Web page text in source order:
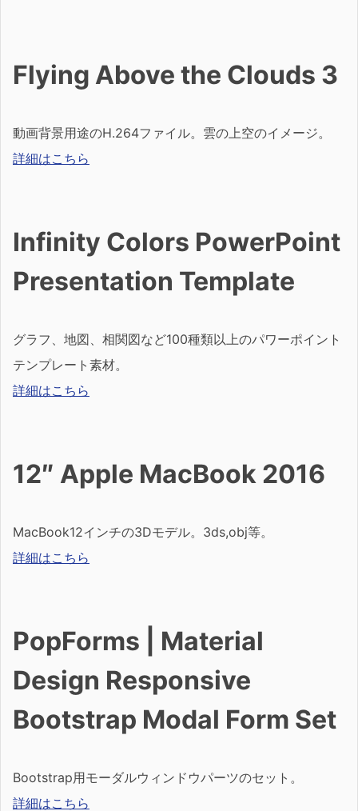
Flying Above the Clouds 3
動画背景用途のH.264ファイル。雲の上空のイメージ。
詳細はこちら
Infinity Colors PowerPoint
Presentation Template
グラフ、地図、相関図など100種類以上のパワーポイント
テンプレート素材。
詳細はこちら
12″ Apple MacBook 2016
MacBook12インチの3Dモデル。3ds,obj等。
詳細はこちら
PopForms | Material
Design Responsive
Bootstrap Modal Form Set
Bootstrap用モーダルウィンドウパーツのセット。
詳細はこちら